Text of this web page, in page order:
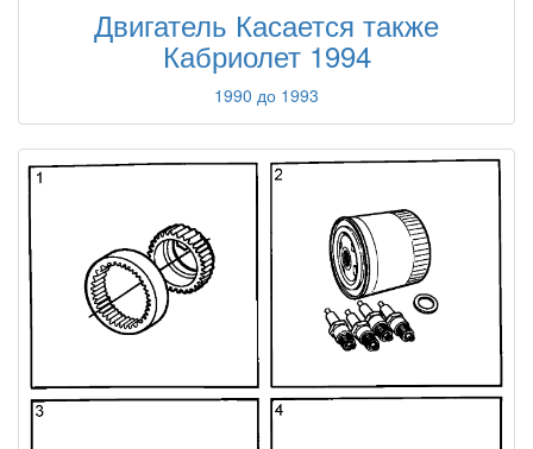
Двигатель Касается также
Кабриолет 1994
1990 до 1993